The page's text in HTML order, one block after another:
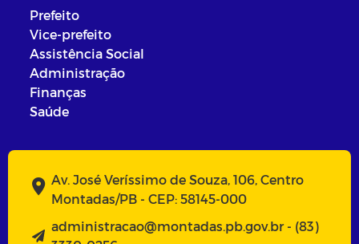
Prefeito
Vice-prefeito
Assistência Social
Administração
Finanças
Saúde
Av. José Veríssimo de Souza, 106, Centro
Montadas/PB - CEP: 58145-000
administracao@montadas.pb.gov.br - (83)